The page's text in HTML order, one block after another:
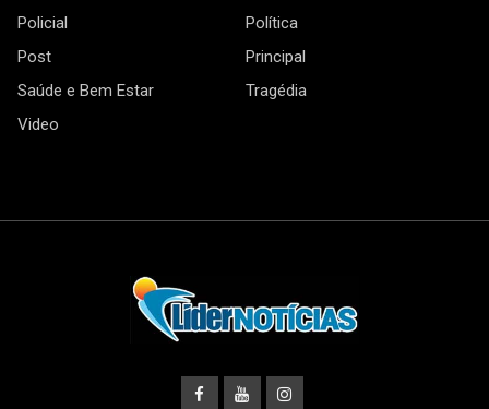
Policial
Política
Post
Principal
Saúde e Bem Estar
Tragédia
Video